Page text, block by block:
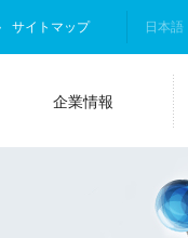
サイトマップ 日本語
企業情報